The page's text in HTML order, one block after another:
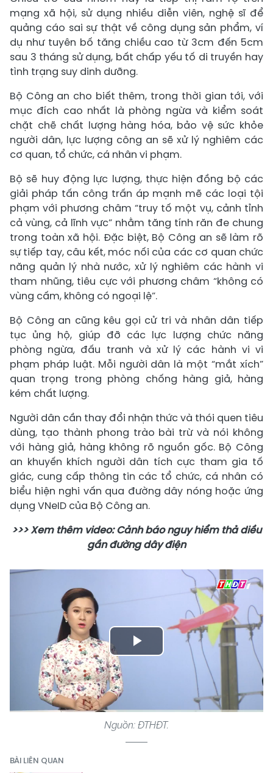
mạng xã hội, sử dụng nhiều diễn viên, nghệ sĩ để
quảng cáo sai sự thật về công dụng sản phẩm, ví
dụ như tuyên bố tăng chiều cao từ 3cm đến 5cm
sau 3 tháng sử dụng, bất chấp yếu tố di truyền hay
tình trạng suy dinh dưỡng.
Bộ Công an cho biết thêm, trong thời gian tới, với
mục đích cao nhất là phòng ngừa và kiểm soát
chặt chẽ chất lượng hàng hóa, bảo vệ sức khỏe
người dân, lực lượng công an sẽ xử lý nghiêm các
cơ quan, tổ chức, cá nhân vi phạm.
Bộ sẽ huy động lực lượng, thực hiện đồng bộ các
giải pháp tấn công trấn áp mạnh mẽ các loại tội
phạm với phương châm “truy tố một vụ, cảnh tỉnh
cả vùng, cả lĩnh vực” nhằm tăng tính răn đe chung
trong toàn xã hội. Đặc biệt, Bộ Công an sẽ làm rõ
sự tiếp tay, câu kết, móc nối của các cơ quan chức
năng quản lý nhà nước, xử lý nghiêm các hành vi
tham nhũng, tiêu cực với phương châm “không có
vùng cấm, không có ngoại lệ”.
Bộ Công an cũng kêu gọi cử tri và nhân dân tiếp
tục ủng hộ, giúp đỡ các lực lượng chức năng
phòng ngừa, đấu tranh và xử lý các hành vi vi
phạm pháp luật. Mỗi người dân là một “mắt xích”
quan trọng trong phòng chống hàng giả, hàng
kém chất lượng.
Người dân cần thay đổi nhận thức và thói quen tiêu
dùng, tạo thành phong trào bài trừ và nói không
với hàng giả, hàng không rõ nguồn gốc. Bộ Công
an khuyến khích người dân tích cực tham gia tố
giác, cung cấp thông tin các tổ chức, cá nhân có
biểu hiện nghi vấn qua đường dây nóng hoặc ứng
dụng VNeID của Bộ Công an.
>>> Xem thêm video: Cảnh báo nguy hiểm thả diều
gần đường dây điện
Play
Nguồn: ĐTHĐT.
BÀI LIÊN QUAN